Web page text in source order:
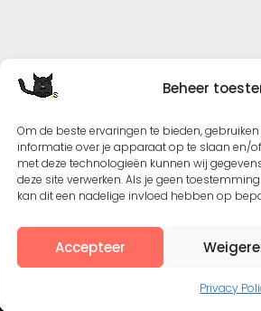
Beheer
Om de beste ervaringen te bieden,
informatie over je apparaat op te slaan en/
met deze technologieën kunnen wij
deze site verwerken. Als je geen
kan dit een nadelige invloed hebben op
Accepteer
Privacy